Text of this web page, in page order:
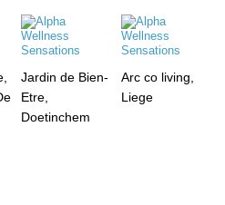
Jardin de Bien-
Etre,
Doetinchem
Arc co living,
Liege